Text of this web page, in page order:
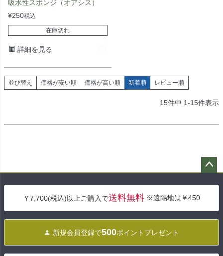
吸水性スポンジ（オアシス）
¥250税込
在庫切れ
詳細を見る
並び替え 価格が安い順 価格が高い順 新着順 レビュー順
15件中 1-15件表示
へ
￥7,700(税込)以上ご購入で送料無料 ※遠隔地は￥450
新規会員登録で500ポイントプレゼント